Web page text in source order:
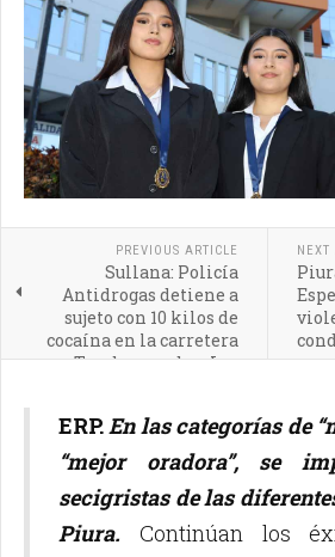
PREVIOUS ARTICLE
Sullana: Policía
Antidrogas detiene a
sujeto con 10 kilos de
cocaína en la carretera
Tambogrande – Las
NEXT
ERP.En las categorías de
“mejor oradora”, se
secigristas de las
Piura. Continúan los